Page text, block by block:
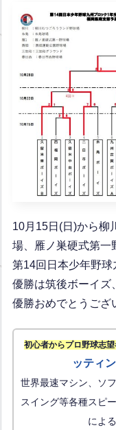
10月15日(日)から柳
場、雁ノ巣硬式第一
第14回日本少年野球
優勝は筑後ボーイズ
優勝おめでとうござ
初心者からプロ野球志
ッティ
世界最速マシン、ソ
スイング等各種スピ
によ